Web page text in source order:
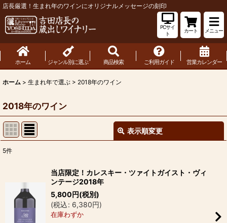
店長厳選！生まれ年のワインにオリジナルメッセージの刻印
PCサイ
ト
カート メニュー
ホーム ジャンル別に選ぶ 商品検索 ご利用ガイド 営業カレンダー
ホーム > 生まれ年で選ぶ > 2018年のワイン
2018年のワイン
表示順変更
並び順
5件
当店限定！カレスキー・ツァイトガイスト・ヴィ
ンテージ2018年
5,800円(税別)
(税込: 6,380円)
在庫わずか